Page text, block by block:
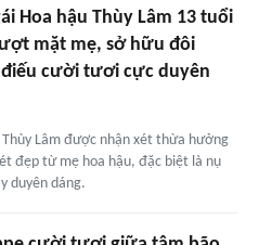
Hoa hậu Thùy Lâm 13 tuổi
mặt mẹ, sở hữu đôi
cười tươi cực duyên
Thùy Lâm được nhận xét thừa hưởng
đẹp từ mẹ hoa hậu, đặc biệt là nụ
duyên dáng.